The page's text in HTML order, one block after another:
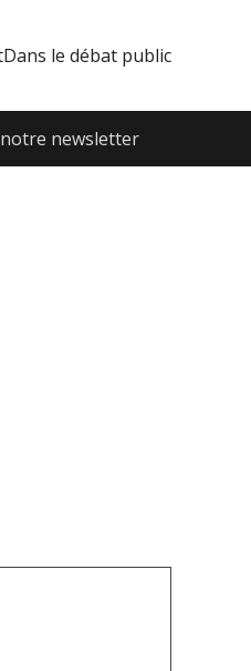
Dans le débat public
notre newsletter